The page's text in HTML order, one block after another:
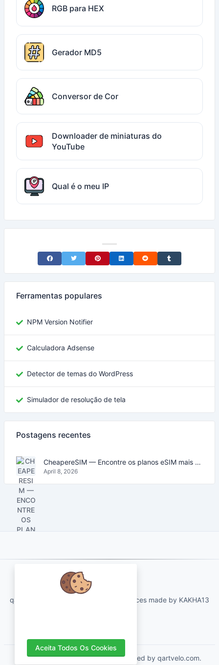
RGB para HEX
Gerador MD5
Conversor de Cor
Downloader de miniaturas do
YouTube
Qual é o meu IP
Share on Facebook
Share on TwitterShare on Pinterest
Share on LinkedIn
Share on RedditShare on Tumblr
Ferramentas populares
NPM Version Notifier
Calculadora Adsense
Detector de temas do WordPress
Simulador de resolução de tela
Postagens recentes
CheapereSIM — Encontre os planos eSIM mais baratos para viajar em 2026
April 8, 2026
qartvelo.com free online tools and services made by KAKHA13
Copyrights © 2026. All Rights Reserved by qartvelo.com.
Aceita Todos Os Cookies